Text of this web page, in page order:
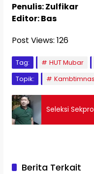
Penulis: Zulfikar
Editor: Bas
Post Views: 126
Tag: HUT Mubar
Topik:
Kambtimnas
Seleksi
Berita Terkait